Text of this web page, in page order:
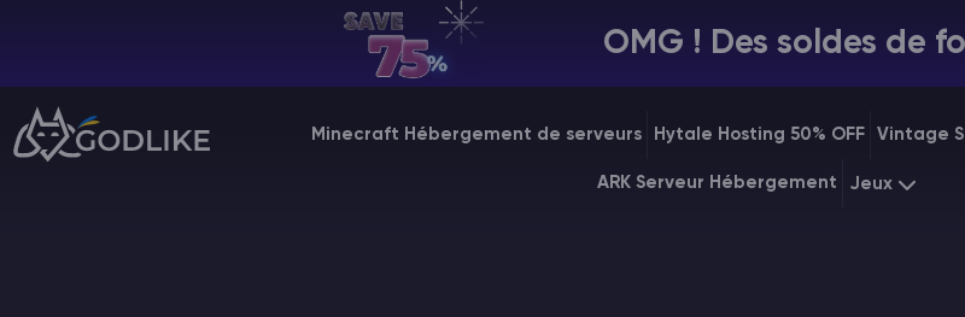
OMG ! Des soldes de
Minecraft Hébergement de serveurs Hytale Hosting 50% OFF Vintage
ARK Serveur Hébergement Jeux
Billing Panel
Manage your servers & payments